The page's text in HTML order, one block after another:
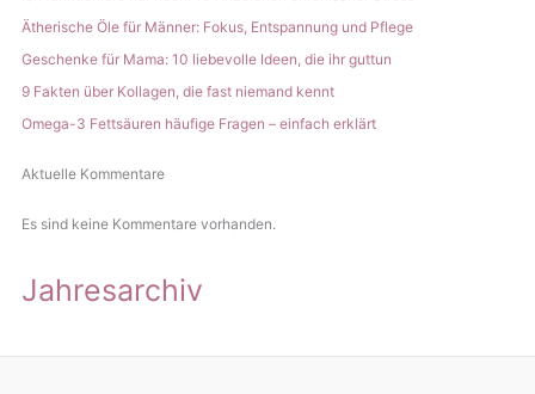
Ätherische Öle für Männer: Fokus, Entspannung und Pflege
Geschenke für Mama: 10 liebevolle Ideen, die ihr guttun
9 Fakten über Kollagen, die fast niemand kennt
Omega-3 Fettsäuren häufige Fragen – einfach erklärt
Aktuelle Kommentare
Es sind keine Kommentare vorhanden.
Jahresarchiv